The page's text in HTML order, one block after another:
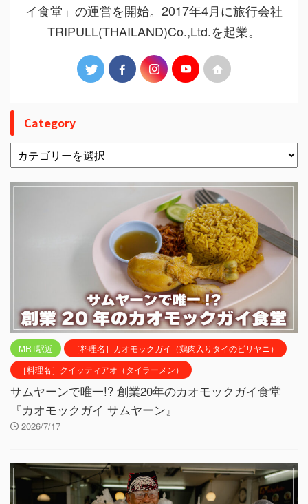
イ食堂」の運営を開始。2017年4月に旅行会社
TRIPULL(THAILAND)Co.,Ltd.を起業。
Category
MRT駅近
［料理名］カオモックガイ（鶏肉入りタイのビリヤニ）
［料理名］クイッティアオ（タイラーメン）
サムヤーンで唯一!? 創業20年のカオモックガイ食堂
『カオモックガイ サムヤーン』
2026/7/17